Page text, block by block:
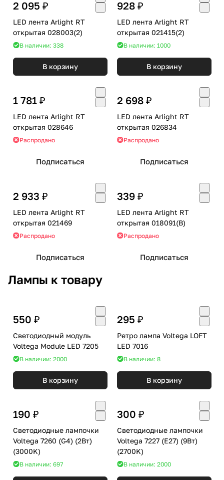
2 095 ₽
LED лента Arlight RT
открытая 028003(2)
В наличии: 338
В корзину
928 ₽
LED лента Arlight RT
открытая 021415(2)
В наличии: 1000
В корзину
1 781 ₽
LED лента Arlight RT
открытая 028646
Распродано
Подписаться
2 698 ₽
LED лента Arlight RT
открытая 026834
Распродано
Подписаться
2 933 ₽
LED лента Arlight RT
открытая 021469
Распродано
Подписаться
339 ₽
LED лента Arlight RT
открытая 018091(B)
Распродано
Подписаться
Лампы к товару
550 ₽
Светодиодный модуль
Voltega Module LED 7205
В наличии: 2000
В корзину
295 ₽
Ретро лампа Voltega LOFT
LED 7016
В наличии: 8
В корзину
190 ₽
Светодиодные лампочки
Voltega 7260 (G4) (2Вт)
(3000K)
В наличии: 697
300 ₽
Светодиодные лампочки
Voltega 7227 (E27) (9Вт)
(2700K)
В наличии: 2000